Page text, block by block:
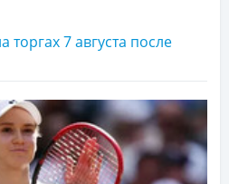
торгах 7 августа после